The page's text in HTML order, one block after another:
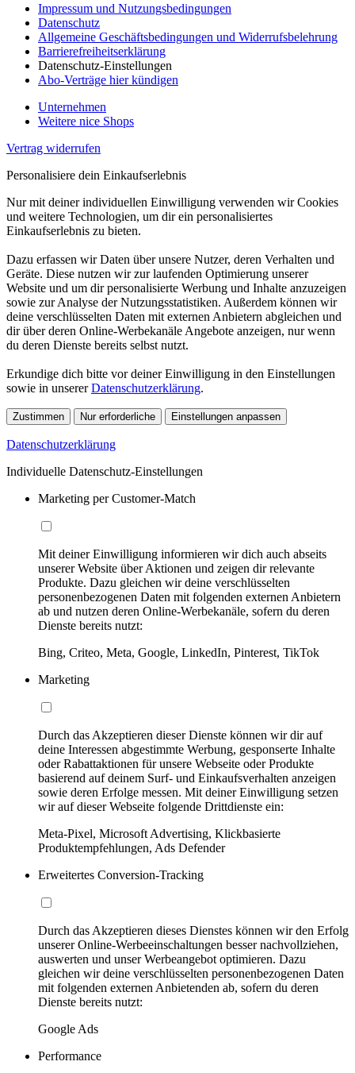
Impressum und Nutzungsbedingungen
Datenschutz
Allgemeine Geschäftsbedingungen und Widerrufsbelehrung
Barrierefreiheitserklärung
Datenschutz-Einstellungen
Abo-Verträge hier kündigen
Unternehmen
Weitere nice Shops
Vertrag widerrufen
Personalisiere dein Einkaufserlebnis
Nur mit deiner individuellen Einwilligung verwenden wir Cookies
und weitere Technologien, um dir ein personalisiertes
Einkaufserlebnis zu bieten.
Dazu erfassen wir Daten über unsere Nutzer, deren Verhalten und
Geräte. Diese nutzen wir zur laufenden Optimierung unserer
Website und um dir personalisierte Werbung und Inhalte anzuzeigen
sowie zur Analyse der Nutzungsstatistiken. Außerdem können wir
deine verschlüsselten Daten mit externen Anbietern abgleichen und
dir über deren Online-Werbekanäle Angebote anzeigen, nur wenn
du deren Dienste bereits selbst nutzt.
Erkundige dich bitte vor deiner Einwilligung in den Einstellungen
sowie in unsererDatenschutzerklärung.
Zustimmen Nur erforderliche Einstellungen anpassen
Datenschutzerklärung
Individuelle Datenschutz-Einstellungen
Marketing per Customer-Match
Mit deiner Einwilligung informieren wir dich auch abseits
unserer Website über Aktionen und zeigen dir relevante
Produkte. Dazu gleichen wir deine verschlüsselten
personenbezogenen Daten mit folgenden externen Anbietern
ab und nutzen deren Online-Werbekanäle, sofern du deren
Dienste bereits nutzt:
Bing, Criteo, Meta, Google, LinkedIn, Pinterest, TikTok
Marketing
Durch das Akzeptieren dieser Dienste können wir dir auf
deine Interessen abgestimmte Werbung, gesponserte Inhalte
oder Rabattaktionen für unsere Webseite oder Produkte
basierend auf deinem Surf- und Einkaufsverhalten anzeigen
sowie deren Erfolge messen. Mit deiner Einwilligung setzen
wir auf dieser Webseite folgende Drittdienste ein:
Meta-Pixel, Microsoft Advertising, Klickbasierte
Produktempfehlungen, Ads Defender
Erweitertes Conversion-Tracking
Durch das Akzeptieren dieses Dienstes können wir den Erfolg
unserer Online-Werbeeinschaltungen besser nachvollziehen,
auswerten und unser Werbeangebot optimieren. Dazu
gleichen wir deine verschlüsselten personenbezogenen Daten
mit folgenden externen Anbietenden ab, sofern du deren
Dienste bereits nutzt:
Google Ads
Performance